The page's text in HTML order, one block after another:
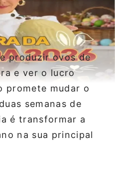
produzir ovos de
e ver o lucro
promete mudar o
semanas de
é transformar a
na sua principal